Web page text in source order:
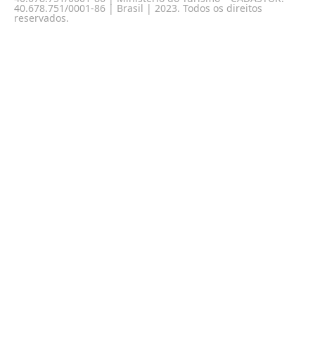
40.678.751/0001-86 | Brasil | 2023. Todos os direitos
reservados.